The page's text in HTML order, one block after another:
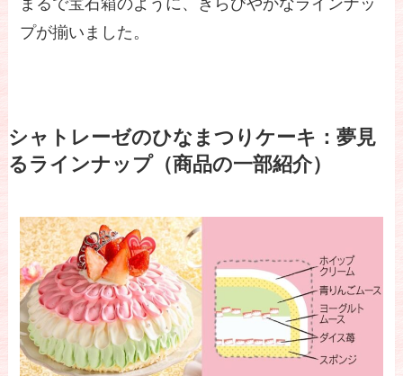
まるで宝石箱のように、きらびやかなラインナッ
プが揃いました。
シャトレーゼのひなまつりケーキ：夢見
るラインナップ（商品の一部紹介）